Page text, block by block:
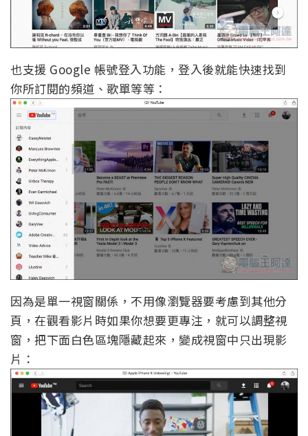
也支援 Google 帳號登入功能，登入後就能快速找到
你所訂閱的頻道、歌單等等：
因為是單一視窗關係，不用像瀏覽器要考慮到其他分
頁，在觀看影片時如果你想要更專注，就可以調整視
窗，把下面白色區塊隱藏起來，變成視窗中只出現影
片：